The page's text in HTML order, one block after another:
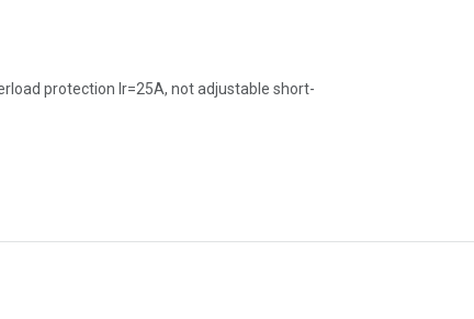
protection Ir=25A, not adjustable short-